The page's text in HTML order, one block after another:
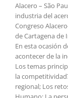
Alacero – São
industria del
Congreso
de Cartagena de
En esta ocasión
acontecer de la
Los temas
la
regional; Los